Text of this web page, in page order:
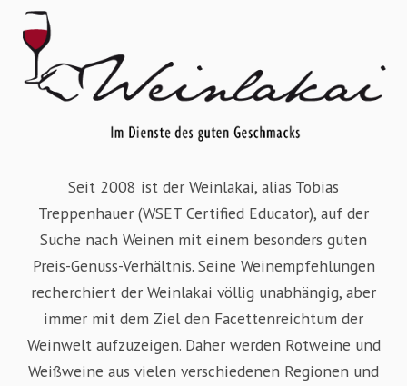
Seit 2008 ist der Weinlakai, alias Tobias
Treppenhauer (WSET Certified Educator), auf der
Suche nach Weinen mit einem besonders guten
Preis-Genuss-Verhältnis. Seine Weinempfehlungen
recherchiert der Weinlakai völlig unabhängig, aber
immer mit dem Ziel den Facettenreichtum der
Weinwelt aufzuzeigen. Daher werden Rotweine und
Weißweine aus vielen verschiedenen Regionen und